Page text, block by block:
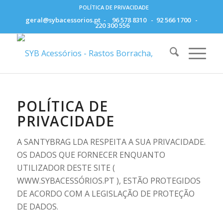
POLÍTICA DE PRIVACIDADE
geral@sybacessorios.pt- 96 578 8310- 92 566 1700-
220 300 556
POLÍTICA DE
PRIVACIDADE
A SANTYBRAG LDA RESPEITA A SUA PRIVACIDADE.
OS DADOS QUE FORNECER ENQUANTO
UTILIZADOR DESTE SITE (
WWW.SYBACESSÓRIOS.PT ), ESTÃO PROTEGIDOS
DE ACORDO COM A LEGISLAÇÃO DE PROTEÇÃO
DE DADOS.